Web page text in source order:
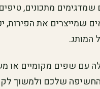
שמדגימים מתכונים,
שמייצרים את הפירות,
המותג.
עם שפים מקומיים או
החשיפה שלכם ולמשוך